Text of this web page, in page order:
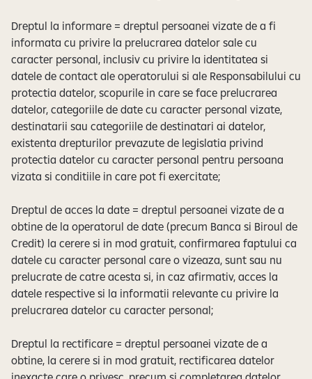
Dreptul la informare = dreptul persoanei vizate de a fi
informata cu privire la prelucrarea datelor sale cu
caracter personal, inclusiv cu privire la identitatea si
datele de contact ale operatorului si ale Responsabilului cu
protectia datelor, scopurile in care se face prelucrarea
datelor, categoriile de date cu caracter personal vizate,
destinatarii sau categoriile de destinatari ai datelor,
existenta drepturilor prevazute de legislatia privind
protectia datelor cu caracter personal pentru persoana
vizata si conditiile in care pot fi exercitate;
Dreptul de acces la date = dreptul persoanei vizate de a
obtine de la operatorul de date (precum Banca si Biroul de
Credit) la cerere si in mod gratuit, confirmarea faptului ca
datele cu caracter personal care o vizeaza, sunt sau nu
prelucrate de catre acesta si, in caz afirmativ, acces la
datele respective si la informatii relevante cu privire la
prelucrarea datelor cu caracter personal;
Dreptul la rectificare = dreptul persoanei vizate de a
obtine, la cerere si in mod gratuit, rectificarea datelor